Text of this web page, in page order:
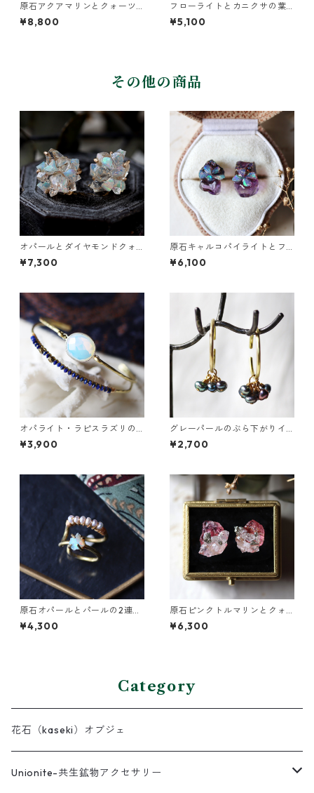
原石アクアマリンとクォーツ
のネックレス
¥8,800
フローライトとカニクサの葉
ネックレス
¥5,100
その他の商品
オパールとダイヤモンドクォ
ーツのピアス
¥7,300
原石キャルコパイライトとフ
ローライトのプチピアス
¥6,100
オパライト・ラピスラズリの2
連バングル
¥3,900
グレーパールのぶら下がりイ
ヤーカフ
¥2,700
原石オパールとパールの2連イ
ヤーカフ
¥4,300
原石ピンクトルマリンとクォ
ーツのプチピアス
¥6,300
Category
花石（kaseki）オブジェ
Unionite-共生鉱物アクセサリー